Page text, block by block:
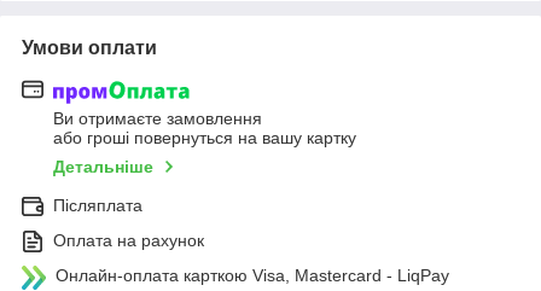
Умови оплати
Ви отримаєте замовлення
або гроші повернуться на вашу картку
Детальніше
Післяплата
Оплата на рахунок
Онлайн-оплата карткою Visa, Mastercard - LiqPay